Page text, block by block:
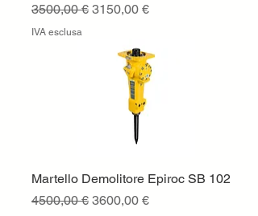
Prezzo regolare
3500,00 € Prezzo scontato
3150,00 €
IVA esclusa
Martello Demolitore Epiroc SB 102
Prezzo regolare
4500,00 € Prezzo scontato
3600,00 €